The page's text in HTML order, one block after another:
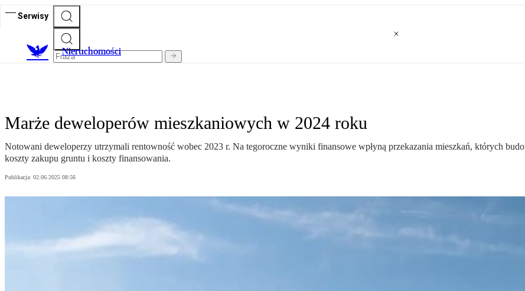
Serwisy
Nieruchomości
Marże deweloperów mieszkaniowych w 2024 roku
Notowani deweloperzy utrzymali rentowność wobec 2023 r. Na tegoroczne wyniki finansowe wpłyną przekazania mieszkań, których
koszty zakupu gruntu i koszty finansowania.
Publikacja: 02.06.2025 08:56